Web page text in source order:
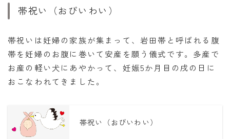
帯祝い（おびいわい）
帯祝いは妊婦の家族が集まって、岩田帯と呼ばれる腹
帯を妊婦のお腹に巻いて安産を願う儀式です。多産で
お産の軽い犬にあやかって、妊娠5か月目の戌の日に
おこなわれてきました。
帯祝い（おびいわい）